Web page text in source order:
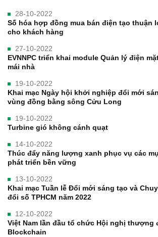
28-10-2022
Số hóa hợp đồng mua bán điện tạo thuận
cho khách hàng
27-10-2022
EVNNPC triển khai module Quản lý điện
mái nhà
19-10-2022
Khai mạc Ngày hội khởi nghiệp đổi mới
vùng đồng bằng sông Cửu Long
19-10-2022
Turbine gió không cánh quạt
14-10-2022
Thúc đẩy năng lượng xanh phục vụ các
phát triển bền vững
13-10-2022
Khai mạc Tuần lễ Đổi mới sáng tạo và
đổi số TPHCM năm 2022
12-10-2022
Việt Nam lần đầu tổ chức Hội nghị thượng
Blockchain